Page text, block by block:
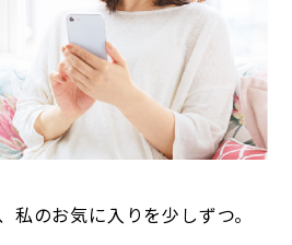
私のお気に入りを少しずつ。